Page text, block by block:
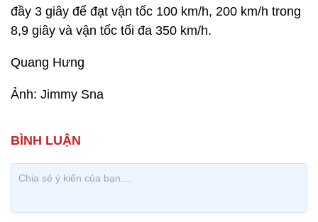
đầy 3 giây để đạt vận tốc 100 km/h, 200 km/h trong
8,9 giây và vận tốc tối đa 350 km/h.
Quang Hưng
Ảnh: Jimmy Sna